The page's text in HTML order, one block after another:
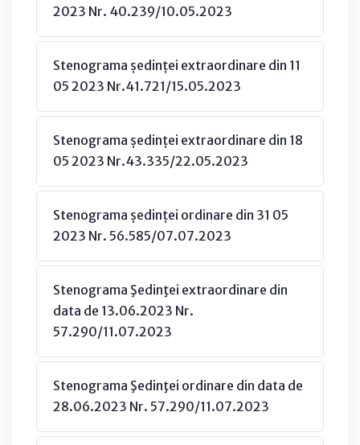
2023 Nr. 40.239/10.05.2023
Stenograma ședinței extraordinare din 11
05 2023 Nr.41.721/15.05.2023
Stenograma ședinței extraordinare din 18
05 2023 Nr.43.335/22.05.2023
Stenograma ședinței ordinare din 31 05
2023 Nr. 56.585/07.07.2023
Stenograma Şedinţei extraordinare din
data de 13.06.2023 Nr.
57.290/11.07.2023
Stenograma Şedinţei ordinare din data de
28.06.2023 Nr. 57.290/11.07.2023